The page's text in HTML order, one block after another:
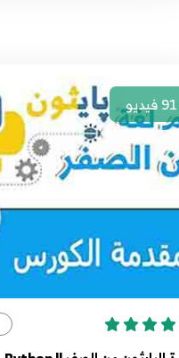
74
programming
FTP client
programming
FTP upload
76
programming
FTP upload
91فيديو